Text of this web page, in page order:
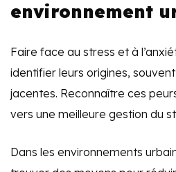
environnement
Faire face au stress et à
identifier leurs origines,
jacentes. Reconnaître ces
vers une meilleure gestion du
Dans les environnements